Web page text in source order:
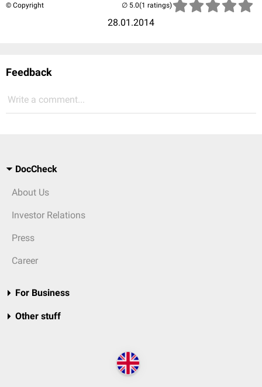
© Copyright
28.01.2014
(1 ratings)
Feedback
Write a comment...
DocCheck
About Us
Investor Relations
Press
Career
For Business
Other stuff